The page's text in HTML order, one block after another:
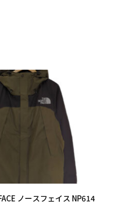
ノースフェイス NP614